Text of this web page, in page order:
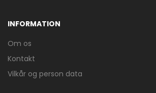
INFORMATION
Om os
Kontakt
Vilkår og person data